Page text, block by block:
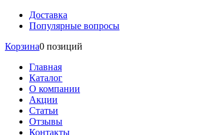
Доставка
Популярные вопросы
Корзина0 позиций
Главная
Каталог
О компании
Акции
Статьи
Отзывы
Контакты